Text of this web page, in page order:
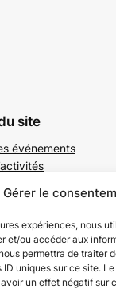
Gérer le
expériences, nous
et/ou accéder aux
permettra de traiter
uniques sur ce site.
un effet négatif sur
site
événements
par mail